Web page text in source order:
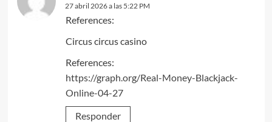
27 abril 2026 a las 5:22 PM
References:
Circus circus casino
References:
https://graph.org/Real-Money-Blackjack-
Online-04-27
Responder